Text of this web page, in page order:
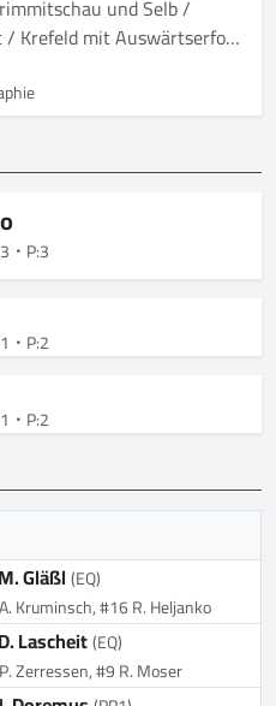
und Selb /
Krefeld mit Auswärtserfolg
P:3
P:2
P:2
Gläßl(EQ)
Kruminsch, #16 R. Heljanko
Lascheit(EQ)
Zerressen, #9 R. Moser